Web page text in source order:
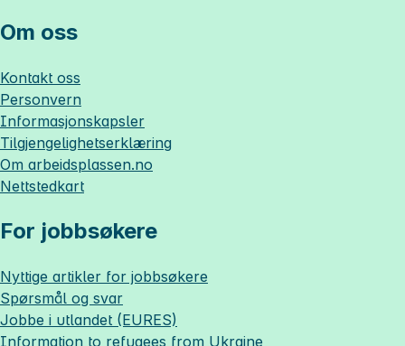
Om oss
Kontakt oss
Personvern
Informasjonskapsler
Tilgjengelighetserklæring
Om arbeidsplassen.no
Nettstedkart
For jobbsøkere
Nyttige artikler for jobbsøkere
Spørsmål og svar
Jobbe i utlandet (EURES)
Information to refugees from Ukraine